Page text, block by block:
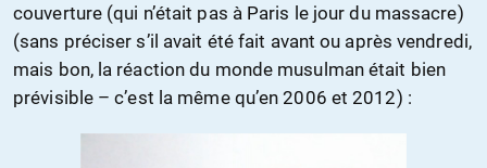
couverture (qui n’était pas à Paris le jour du massacre)
(sans préciser s’il avait été fait avant ou après vendredi,
mais bon, la réaction du monde musulman était bien
prévisible – c’est la même qu’en 2006 et 2012) :